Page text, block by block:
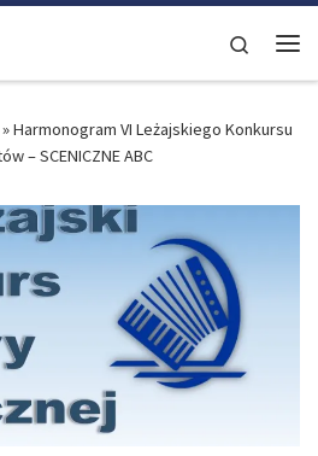
Search
»Harmonogram VI Leżajskiego Konkursu
– SCENICZNE ABC